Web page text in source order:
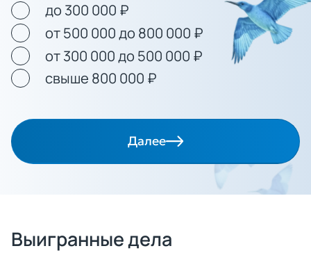
до 300 000 ₽
от 500 000 до 800 000 ₽
от 300 000 до 500 000 ₽
свыше 800 000 ₽
Далее
Выигранные дела